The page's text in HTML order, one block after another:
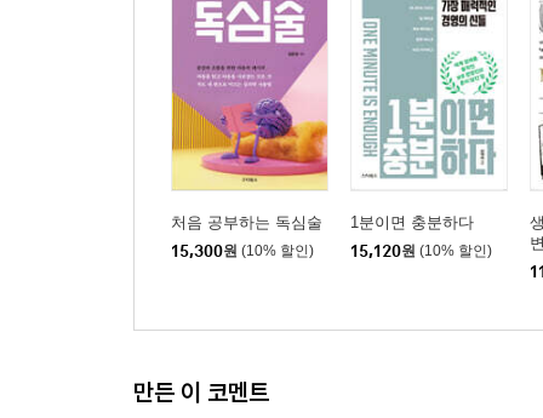
처음 공부하는 독심술
15,300원 (10% 할인)
1분이면 충분하다
15,120원 (10% 할인)
만든 이 코멘트